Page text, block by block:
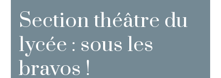
Section théâtre du
lycée : sous les
bravos !